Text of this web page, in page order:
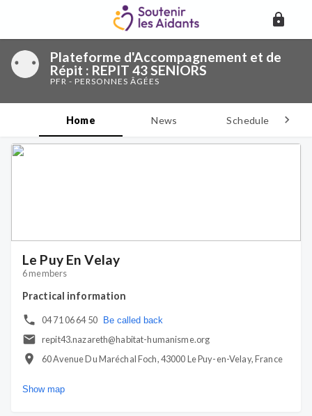
Plateforme d'Accompagnement et de
Répit : REPIT 43 SENIORS
PFR - PERSONNES ÂGÉES
Home News Schedule
Le Puy En Velay
6 members
Practical information
04 71 06 64 50 Be called back
repit43.nazareth@habitat-humanisme.org
60 Avenue Du Maréchal Foch, 43000 Le Puy-en-Velay, France
Show map